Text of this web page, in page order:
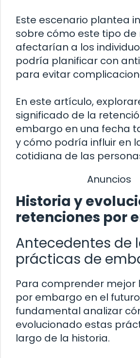
Este escenario plantea
sobre cómo este tipo
afectarían a los
podría planificar con
para evitar
En este artículo,
significado de la
embargo en una fecha
y cómo podría influir en
cotidiana de las
Anuncios
Historia y
retenciones por
Antecedentes de
prácticas de
Para comprender mejor
por embargo en el
fundamental analizar
evolucionado estas
largo de la historia.